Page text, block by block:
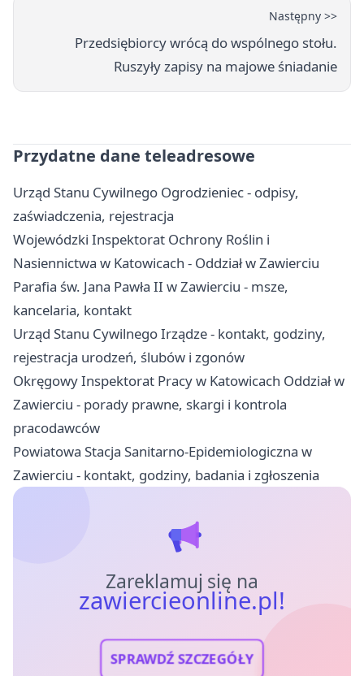
Następny >>
Przedsiębiorcy wrócą do wspólnego stołu.
Ruszyły zapisy na majowe śniadanie
Przydatne dane teleadresowe
Urząd Stanu Cywilnego Ogrodzieniec - odpisy,
zaświadczenia, rejestracja
Wojewódzki Inspektorat Ochrony Roślin i
Nasiennictwa w Katowicach - Oddział w Zawierciu
Parafia św. Jana Pawła II w Zawierciu - msze,
kancelaria, kontakt
Urząd Stanu Cywilnego Irządze - kontakt, godziny,
rejestracja urodzeń, ślubów i zgonów
Okręgowy Inspektorat Pracy w Katowicach Oddział w
Zawierciu - porady prawne, skargi i kontrola
pracodawców
Powiatowa Stacja Sanitarno-Epidemiologiczna w
Zawierciu - kontakt, godziny, badania i zgłoszenia
Zareklamuj się na
zawiercieonline.pl!
SPRAWDŹ SZCZEGÓŁY